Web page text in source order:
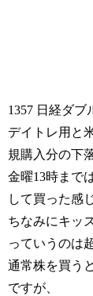
1357 日経ダブ
デイトレ用と
規購入分の下
金曜13時まで
して買った感
ちなみにキッ
っていうのは
通常株を買う
ですが、